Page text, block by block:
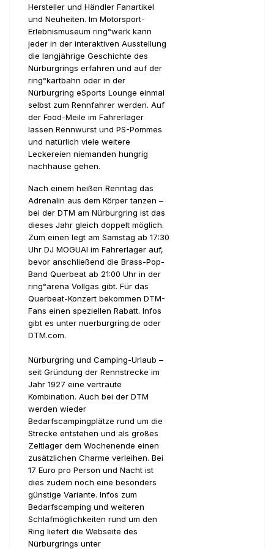
Hersteller und Händler Fanartikel
und Neuheiten. Im Motorsport-
Erlebnismuseum ring°werk kann
jeder in der interaktiven Ausstellung
die langjährige Geschichte des
Nürburgrings erfahren und auf der
ring°kartbahn oder in der
Nürburgring eSports Lounge einmal
selbst zum Rennfahrer werden. Auf
der Food-Meile im Fahrerlager
lassen Rennwurst und PS-Pommes
und natürlich viele weitere
Leckereien niemanden hungrig
nachhause gehen.
Nach einem heißen Renntag das
Adrenalin aus dem Körper tanzen –
bei der DTM am Nürburgring ist das
dieses Jahr gleich doppelt möglich.
Zum einen legt am Samstag ab 17:30
Uhr DJ MOGUAI im Fahrerlager auf,
bevor anschließend die Brass-Pop-
Band Querbeat ab 21:00 Uhr in der
ring°arena Vollgas gibt. Für das
Querbeat-Konzert bekommen DTM-
Fans einen speziellen Rabatt. Infos
gibt es unter nuerburgring.de oder
DTM.com.
Nürburgring und Camping-Urlaub –
seit Gründung der Rennstrecke im
Jahr 1927 eine vertraute
Kombination. Auch bei der DTM
werden wieder
Bedarfscampingplätze rund um die
Strecke entstehen und als großes
Zeltlager dem Wochenende einen
zusätzlichen Charme verleihen. Bei
17 Euro pro Person und Nacht ist
dies zudem noch eine besonders
günstige Variante. Infos zum
Bedarfscamping und weiteren
Schlafmöglichkeiten rund um den
Ring liefert die Webseite des
Nürburgrings unter